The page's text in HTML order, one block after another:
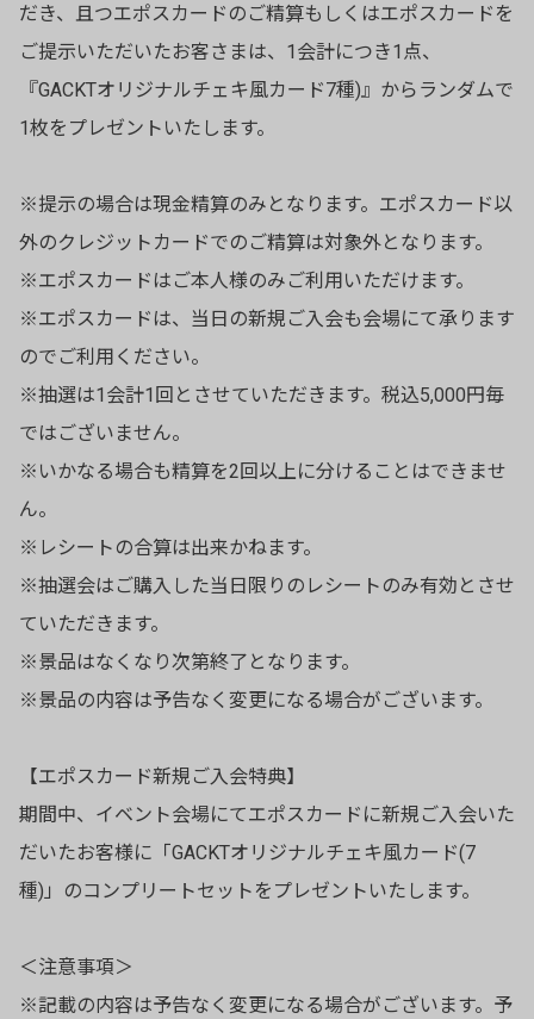
だき、且つエポスカードのご精算もしくはエポスカードを
ご提示いただいたお客さまは、1会計につき1点、
『GACKTオリジナルチェキ風カード7種)』からランダムで
1枚をプレゼントいたします。
※提示の場合は現金精算のみとなります。エポスカード以
外のクレジットカードでのご精算は対象外となります。
※エポスカードはご本人様のみご利用いただけます。
※エポスカードは、当日の新規ご入会も会場にて承ります
のでご利用ください。
※抽選は1会計1回とさせていただきます。税込5,000円毎
ではございません。
※いかなる場合も精算を2回以上に分けることはできませ
ん。
※レシートの合算は出来かねます。
※抽選会はご購入した当日限りのレシートのみ有効とさせ
ていただきます。
※景品はなくなり次第終了となります。
※景品の内容は予告なく変更になる場合がございます。
【エポスカード新規ご入会特典】
期間中、イベント会場にてエポスカードに新規ご入会いた
だいたお客様に「GACKTオリジナルチェキ風カード(7
種)」のコンプリートセットをプレゼントいたします。
＜注意事項＞
※記載の内容は予告なく変更になる場合がございます。予